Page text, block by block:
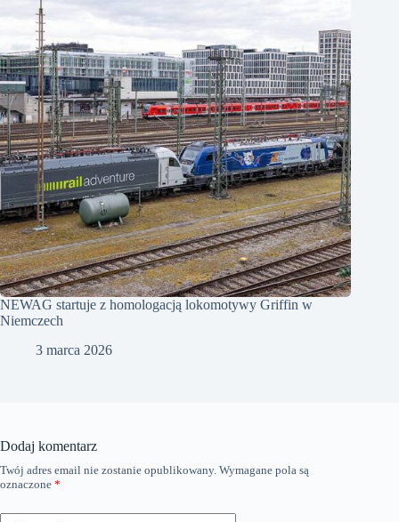
NEWAG startuje z homologacją lokomotywy Griffin w
Niemczech
3 marca 2026
Dodaj komentarz
Twój adres email nie zostanie opublikowany. Wymagane pola są
oznaczone *